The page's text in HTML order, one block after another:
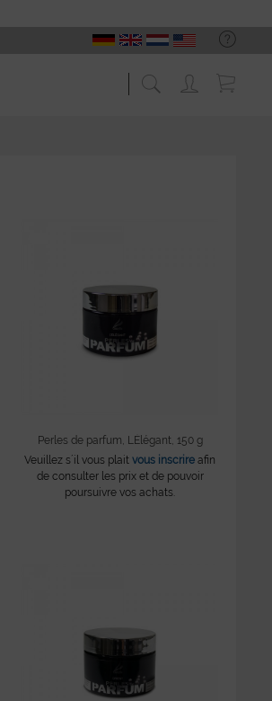
Perles de parfum, LÉlégant, 150 g
Veuillez s´il vous plaitvous inscrire afin
de consulter les prix et de pouvoir
poursuivre vos achats.